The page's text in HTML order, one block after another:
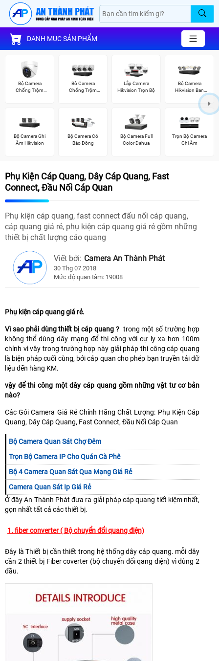
DANH MỤC SẢN PHẨM
Bộ Camera
Chống Trộm
Bô Camera
Chống Trộm
Lắp Camera
Hikvision Trọn Bộ
Bộ Camera
Hikvision Ban
Đêm Có Màu
Bộ Camera Ghi
Âm Hikvision
Bộ Camera Có
Báo Đông
Bộ Camera Full
Color Dahua
Trọn Bộ Camera
Ghi Âm
Phụ Kiện Cáp Quang, Dây Cáp Quang, Fast
Connect, Đầu Nối Cáp Quan
Phụ kiện cáp quang, fast connect đấu nối cáp quang,
cáp quang giá rẻ, phụ kiện cáp quang giá rẻ gồm những
thiết bị chất lượng cáo quang
Viết bởi: Camera An Thành Phát
30 Thg 07 2018
Mức độ quan tâm: 19008
Phụ kiện cáp quang giá rẻ.
Vì sao phải dùng thiết bị cáp quang ? trong một số trường hợp
không thể dùng dây mạng để thi công với cự ly xa hơn 100m
chính vì vây trong trường hợp này giải pháp thi công cáp quang
là biện pháp cuối cùng, bởi cáp quan cho phép bạn truyền tải dữ
liệu đến hàng KM.
vậy để thi công một dây cáp quang gồm những vật tư cơ bản
nào?
Các Gói Camera Giá Rẻ Chính Hãng Chất Lượng: Phụ Kiện Cáp
Quang, Dây Cáp Quang, Fast Connect, Đầu Nối Cáp Quan
Bộ Camera Quan Sát Chợ Đêm
Trọn Bộ Camera IP Cho Quán Cà Phê
Bộ 4 Camera Quan Sát Qua Mạng Giá Rẻ
Camera Quan Sát Ip Giá Rẻ
Ở đây An Thành Phát đưa ra giải pháp cáp quang tiết kiệm nhất,
gọn nhất tất cả các thiết bị.
1. fiber converter ( Bộ chuyển đổi quang điện)
Đây là Thiết bị cần thiết trong hệ thống dây cáp quang. mỗi dây
cần 2 thiết bị Fiber coverter (bộ chuyển đổi qang điện) vì dùng 2
đầu.